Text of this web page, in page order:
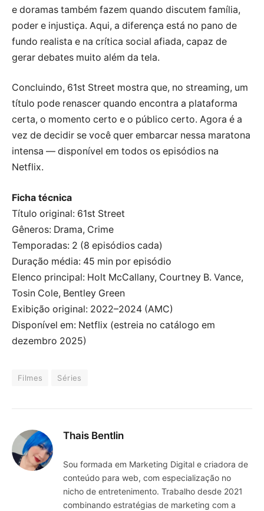
e doramas também fazem quando discutem família,
poder e injustiça. Aqui, a diferença está no pano de
fundo realista e na crítica social afiada, capaz de
gerar debates muito além da tela.
Concluindo, 61st Street mostra que, no streaming, um
título pode renascer quando encontra a plataforma
certa, o momento certo e o público certo. Agora é a
vez de decidir se você quer embarcar nessa maratona
intensa — disponível em todos os episódios na
Netflix.
Ficha técnica
Título original: 61st Street
Gêneros: Drama, Crime
Temporadas: 2 (8 episódios cada)
Duração média: 45 min por episódio
Elenco principal: Holt McCallany, Courtney B. Vance,
Tosin Cole, Bentley Green
Exibição original: 2022–2024 (AMC)
Disponível em: Netflix (estreia no catálogo em
dezembro 2025)
Filmes Séries
Thais Bentlin
Sou formada em Marketing Digital e criadora de
conteúdo para web, com especialização no
nicho de entretenimento. Trabalho desde 2021
combinando estratégias de marketing com a